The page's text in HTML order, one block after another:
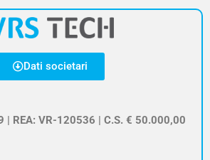
Dati societari
| REA: VR-120536 | C.S. € 50.000,00